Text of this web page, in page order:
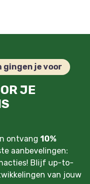
gingen je voor
JE
ontvang 10%
aanbevelingen:
Blijf up-to-
van jouw